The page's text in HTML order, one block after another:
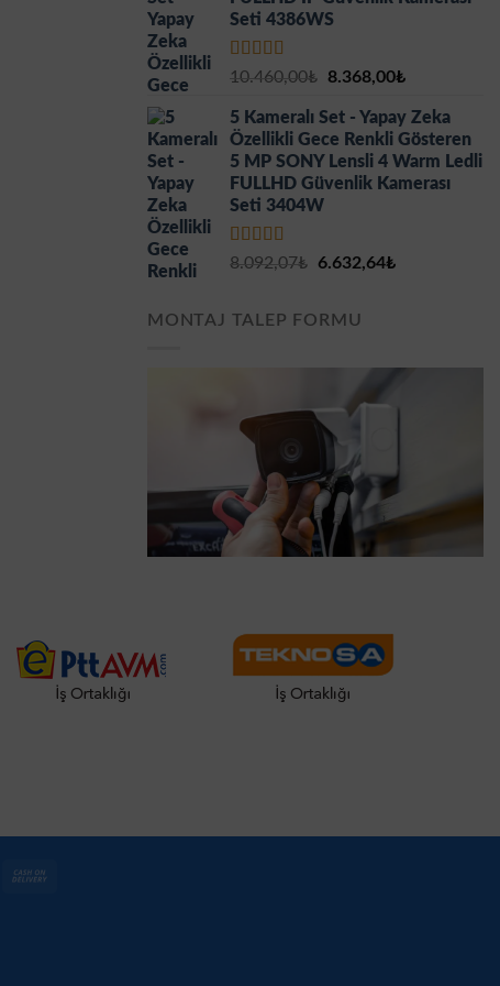
Seti 4386WS
5 üzerinden
10.460,00₺
Orijinal
10.460,00₺.
8.368,00₺Şu
fiyat:
8.368,00₺.
5 Kameralı Set - Yapay Zeka
Özellikli Gece Renkli Gösteren
5 MP SONY Lensli 4 Warm Ledli
FULLHD Güvenlik Kamerası
Seti 3404W
5 üzerinden
8.092,07₺
Orijinal
6.632,64₺Şu
MONTAJ TALEP FORMU